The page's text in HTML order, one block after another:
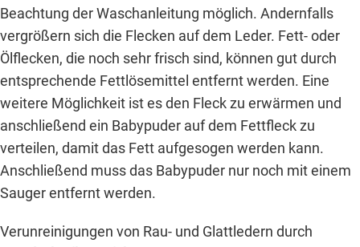
Beachtung der Waschanleitung möglich. Andernfalls
vergrößern sich die Flecken auf dem Leder. Fett- oder
Ölflecken, die noch sehr frisch sind, können gut durch
entsprechende Fettlösemittel entfernt werden. Eine
weitere Möglichkeit ist es den Fleck zu erwärmen und
anschließend ein Babypuder auf dem Fettfleck zu
verteilen, damit das Fett aufgesogen werden kann.
Anschließend muss das Babypuder nur noch mit einem
Sauger entfernt werden.
Verunreinigungen von Rau- und Glattledern durch